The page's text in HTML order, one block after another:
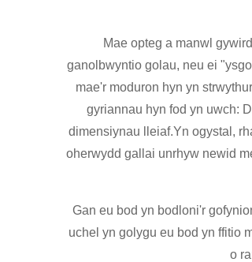
Mae opteg a manwl
ganolbwyntio golau, neu ei
mae'r moduron hyn yn
gyriannau hyn fod yn uwch:
dimensiynau lleiaf.Yn ogystal,
oherwydd gallai unrhyw newid
Gan eu bod yn bodloni'r
uchel yn golygu eu bod yn ffitio
o